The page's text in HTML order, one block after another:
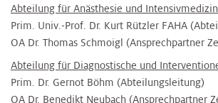
Abteilung für Anästhesie und Intensivmedizin
Prim. Univ.-Prof. Dr. Kurt Rützler FAHA​​
OA Dr. Thomas Schmoigl (Ansprechpartner
Abteilung für Diagnostische und
Prim. Dr. Gernot Böhm (Abteilungsleitung)
OA Dr. Benedikt Neubach (Ansprechpartner